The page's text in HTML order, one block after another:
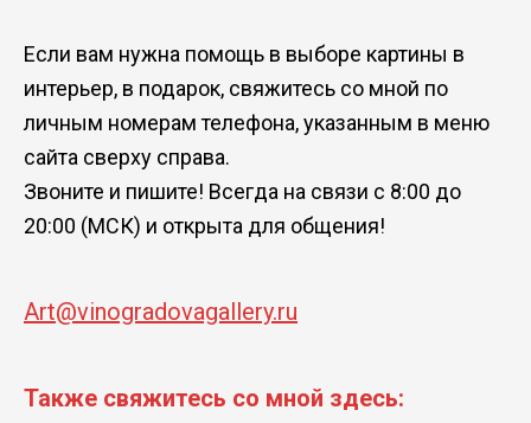
Если вам нужна помощь в выборе картины в
интерьер, в подарок, свяжитесь со мной по
личным номерам телефона, указанным в меню
сайта сверху справа.
Звоните и пишите! Всегда на связи с 8:00 до
20:00 (МСК) и открыта для общения!
Art@vinogradovagallery.ru
Также свяжитесь со мной здесь: